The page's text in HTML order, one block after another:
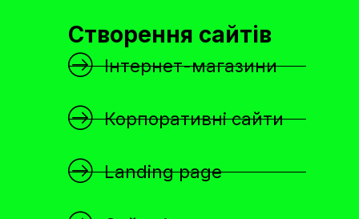
Створення сайтів
Інтернет-магазини
Корпоративні сайти
Landing page